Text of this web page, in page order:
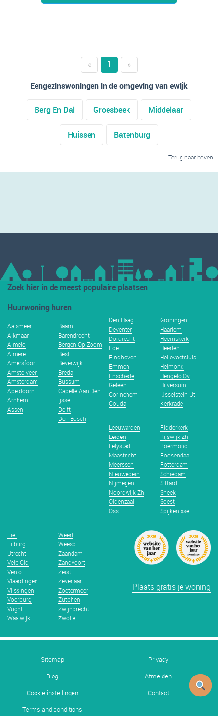
« 1
»
Eengezinswoningen in de omgeving van ewijk
Berg En Dal Groesbeek Middelaar
Huissen Batenburg
Terug naar boven
Zoek hier in de meest populaire plaatsen
Huurwoning huren
Aalsmeer
Alkmaar
Almelo
Almere
Amersfoort
Amstelveen
Amsterdam
Apeldoorn
Arnhem
Assen
Baarn
Barendrecht
Bergen Op Zoom
Best
Beverwijk
Breda
Bussum
Capelle Aan Den
Ijssel
Delft
Den Bosch
Den Haag
Deventer
Dordrecht
Ede
Eindhoven
Emmen
Enschede
Geleen
Gorinchem
Gouda
Groningen
Haarlem
Heemskerk
Heerlen
Hellevoetsluis
Helmond
Hengelo Ov
Hilversum
IJsselstein Ut.
Kerkrade
Leeuwarden
Leiden
Lelystad
Maastricht
Meerssen
Nieuwegein
Nijmegen
Noordwijk Zh
Oldenzaal
Oss
Ridderkerk
Rijswijk Zh
Roermond
Roosendaal
Rotterdam
Schiedam
Sittard
Sneek
Soest
Spijkenisse
Tiel
Tilburg
Utrecht
Velp Gld
Venlo
Vlaardingen
Vlissingen
Voorburg
Vught
Waalwijk
Weert
Weesp
Zaandam
Zandvoort
Zeist
Zevenaar
Zoetermeer
Zutphen
Zwijndrecht
Zwolle
Plaats gratis je woning
Sitemap
Privacy
Blog
Afmelden
Cookie instellingen
Contact
Terms and conditions